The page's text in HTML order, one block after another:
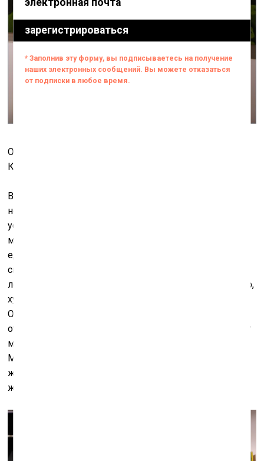
Олег Маслов на открытии выставки. Фото: Галина
Кожемяченко
Выставка в Большом зале «Музея
нонконформистского искусства» на Пушкинской, 10
устроена почти «по месту жительства» автора, чья
мастерская расположена этажом выше, и в этом
единственное преимущество зала. Похоже, что выбор
сюжетов для картин тоже подчиняется удобству
логистики – Маслов живописует окружающий его мир,
художническую ойкумену составляют дача под
Ораниенбаумом, джип
отправиться в путешествия, роль моделей выполняют
многочисленные друзья. Как художника и человека
Маслова вообще отличает самодостаточность, а
живопись становится выражением удовольствия от
жизни, что не может не подкупать.